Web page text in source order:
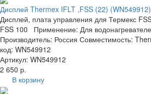
Дисплей Thermex IFLT ,FSS (22) (WN549912)
Дисплей, плата управления для Термекс
FSS 100 Применение: Для
Производитель: Россия Совместимость:
код: WN549912
Артикул: WN549912
2 650 р.
В корзину